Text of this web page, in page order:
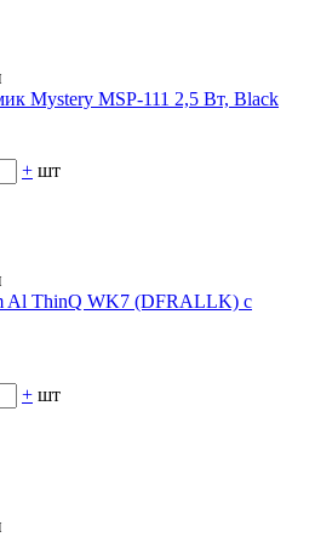
Mystery MSP-111 2,5 Вт, Black
+ шт
Al ThinQ WK7 (DFRALLK) c
+ шт